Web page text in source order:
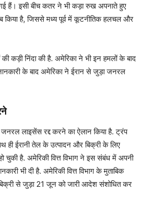
हैं। इसी बीच कतर ने भी कड़ा रुख अपनाते हुए
किया है, जिससे मध्य पूर्व में कूटनीतिक हलचल और
कड़ी निंदा की है. अमेरिका ने भी इन हमलों के बाद
के बाद अमेरिका ने ईरान से जुड़ा जनरल
लाइसेंस रद्द करने का ऐलान किया है. ट्रंप
ईरानी तेल के उत्पादन और बिक्री के लिए
चुकी है. अमेरिकी वित्त विभाग ने इस संबंध में अपनी
भी दी है. अमेरिकी वित्त विभाग के मुताबिक
से जुड़ा 21 जून को जारी आदेश संशोधित कर